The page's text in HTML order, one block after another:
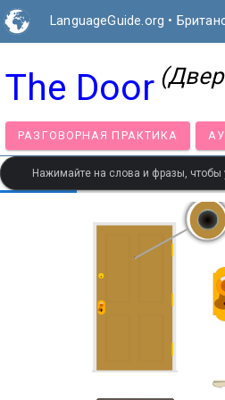
LanguageGuide.org •
The Door
РАЗГОВОРНАЯ ПРАКТИКА
Нажимайте на слова и фразы, чтобы